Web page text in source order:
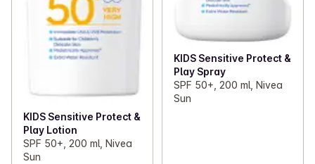
KIDS Sensitive Protect &
Play Lotion
SPF 50+, 200 ml, Nivea
Sun
KIDS Sensitive Protect &
Play Spray
SPF 50+, 200 ml, Nivea
Sun